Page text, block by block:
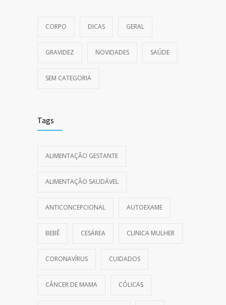
CORPO DICAS GERAL
GRAVIDEZ NOVIDADES SAÚDE
SEM CATEGORIA
Tags
ALIMENTAÇÃO GESTANTE
ALIMENTAÇÃO SAUDÁVEL
ANTICONCEPCIONAL AUTOEXAME
BEBÊ CESÁREA CLINICA MULHER
CORONAVÍRUS CUIDADOS
CÂNCER DE MAMA CÓLICAS